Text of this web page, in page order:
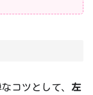
コツとして、 左